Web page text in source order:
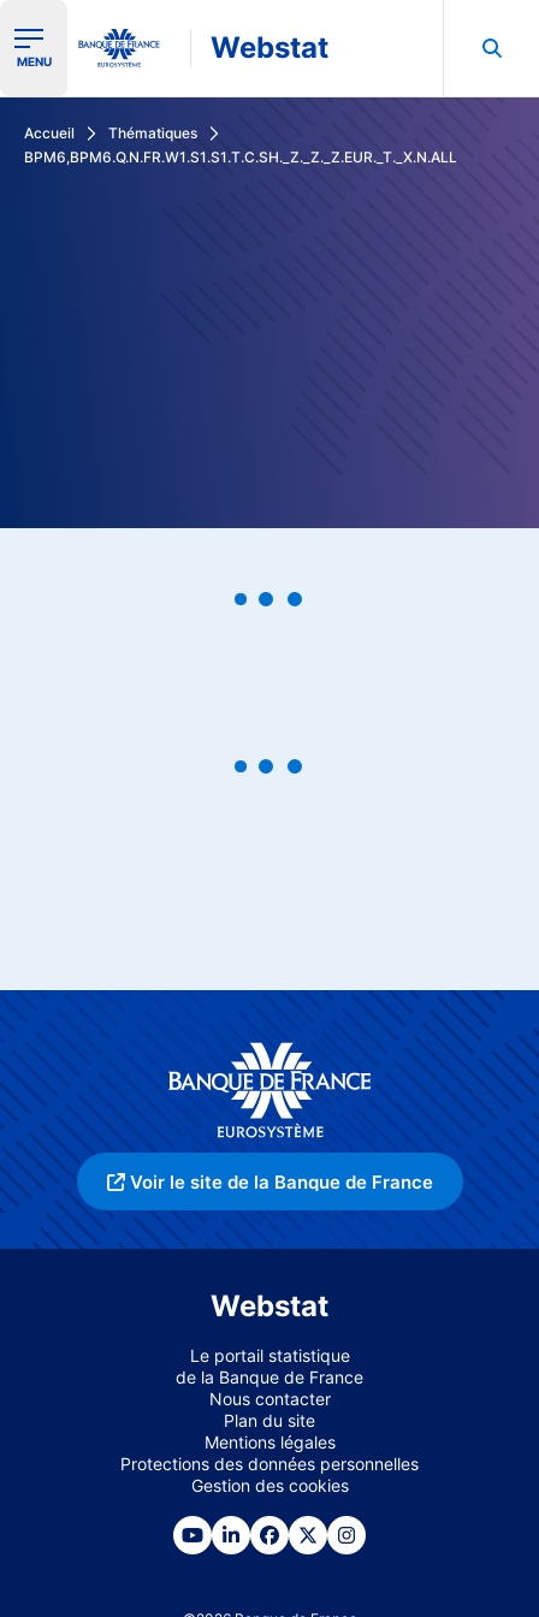
Ouvrir le menu de navigation
MENU Webstat
Accueil
Thématiques
BPM6,BPM6.Q.N.FR.W1.S1.S1.T.C.SH._Z._Z._Z.EUR._T._X.N.ALL
Voir le site de la Banque de France
Webstat
Le portail statistique
de la Banque de France
Nous contacter
Plan du site
Mentions légales
Protections des données personnelles
Gestion des cookies